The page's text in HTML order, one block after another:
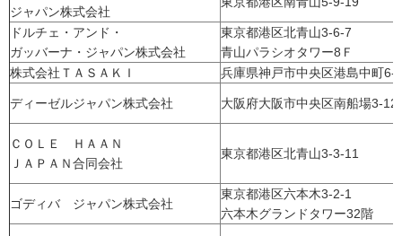
ジャパン株式会社
ドルチェ・アンド・
ガッバーナ・ジャパン株式会社
東京都港区北青山3-6-7
青山パラシオタワー8Ｆ
株式会社ＴＡＳＡＫＩ
兵庫県神戸市中央区港島中町6-
ディーゼルジャパン株式会社 大阪府大阪市中央区南船場3-
ＣＯＬＥ ＨＡＡＮ
ＪＡＰＡＮ合同会社
東京都港区北青山3-3-11
ゴディバ ジャパン株式会社
東京都港区六本木3-2-1
六本木グランドタワー32階